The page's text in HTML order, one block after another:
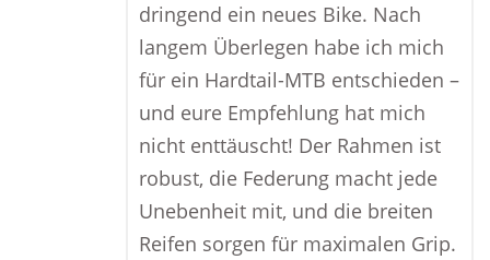
dringend ein neues Bike. Nach
langem Überlegen habe ich mich
für ein Hardtail-MTB entschieden –
und eure Empfehlung hat mich
nicht enttäuscht! Der Rahmen ist
robust, die Federung macht jede
Unebenheit mit, und die breiten
Reifen sorgen für maximalen Grip.